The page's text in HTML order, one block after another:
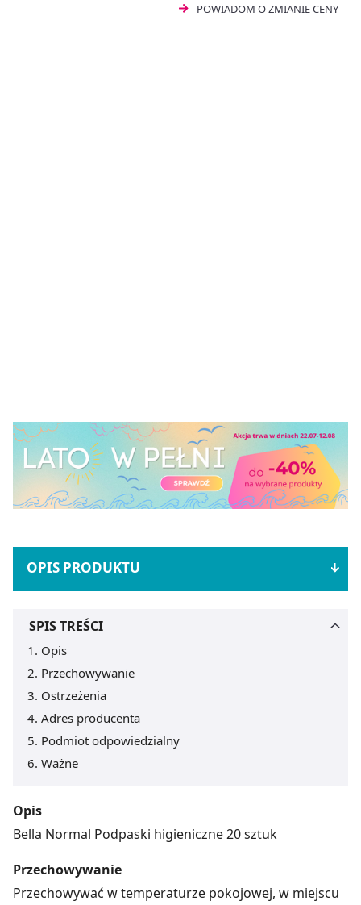
POWIADOM O ZMIANIE CENY
OPIS PRODUKTU
SPIS TREŚCI
Opis
Przechowywanie
Ostrzeżenia
Adres producenta
Podmiot odpowiedzialny
Ważne
Opis
Bella Normal Podpaski higieniczne 20 sztuk
Przechowywanie
Przechowywać w temperaturze pokojowej, w miejscu